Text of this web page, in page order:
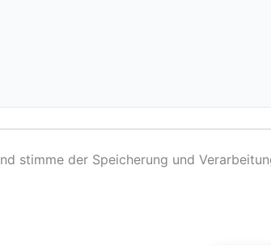
stimme der Speicherung und